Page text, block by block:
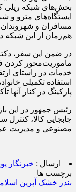
بخش‌های شبکه ریلی
ایستگاه‌های مترو و
مسافران و شهروندان
هم‌زمان از این شبکه
در ضمن این سفر،
ماموریت‌محور کردن
خدمات در راستای
استفاده تکمیلی
پارکینگ در کنار آنها
رئیس جمهور در این
جابجایی کالا،
مصنوعی و مدیریت
ارسال : خبرنگار
برچسب ها
بندر خشک آپرین